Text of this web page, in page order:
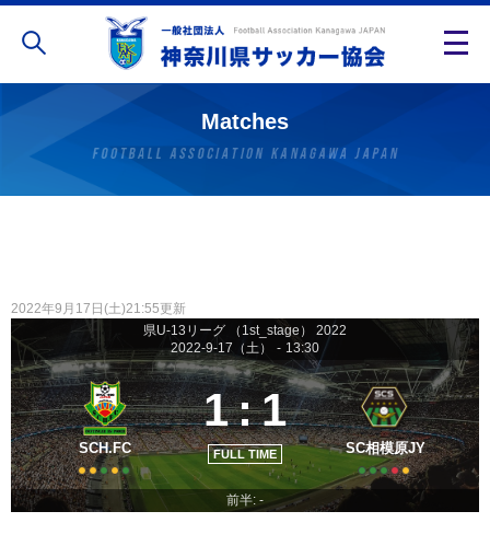
Matches
2022年9月17日(土)21:55更新
県U-13リーグ （1st_stage） 2022
2022-9-17（土）
- 13:30
SCH.FC
1:1
FULL TIME SC相模原JY
前半: -